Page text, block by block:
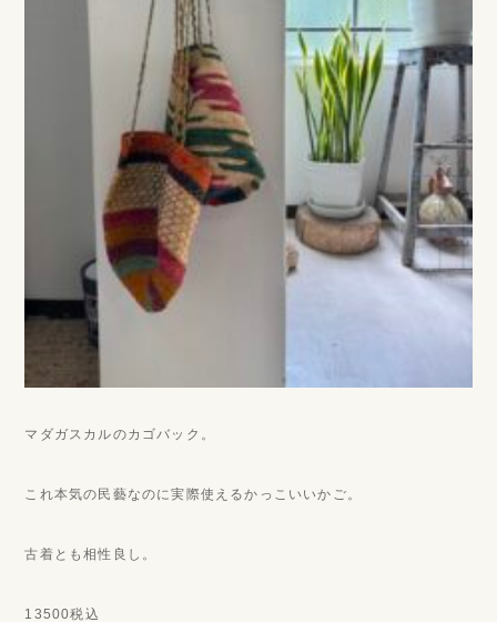
マダガスカルのカゴバック。
これ本気の民藝なのに実際使えるかっこいいかご。
古着とも相性良し。
13500税込